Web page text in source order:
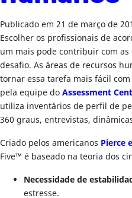
Publicado em 21 de março de
Escolher os profissionais de
um mais pode contribuir com
desafio. As áreas de recursos
tornar essa tarefa mais fácil com
pela equipe doAssessment
utiliza inventários de perfil de
360 graus, entrevistas,
Criado pelos americanos Pierce
Five™ é baseado na teoria dos
Necessidade de
estresse.